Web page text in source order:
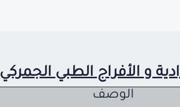
و الأفراج الطبي الجمركي
الوصف